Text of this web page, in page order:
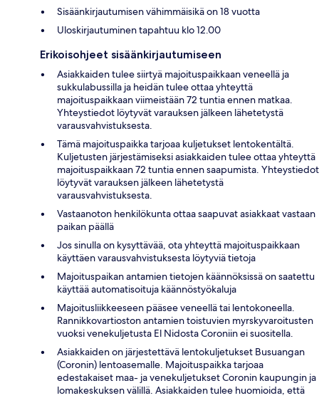
Sisäänkirjautumisen vähimmäisikä on 18 vuotta
Uloskirjautuminen tapahtuu klo 12.00
Erikoisohjeet sisäänkirjautumiseen
Asiakkaiden tulee siirtyä majoituspaikkaan veneellä ja
sukkulabussilla ja heidän tulee ottaa yhteyttä
majoituspaikkaan viimeistään 72 tuntia ennen matkaa.
Yhteystiedot löytyvät varauksen jälkeen lähetetystä
varausvahvistuksesta.
Tämä majoituspaikka tarjoaa kuljetukset lentokentältä.
Kuljetusten järjestämiseksi asiakkaiden tulee ottaa yhteyttä
majoituspaikkaan 72 tuntia ennen saapumista. Yhteystiedot
löytyvät varauksen jälkeen lähetetystä
varausvahvistuksesta.
Vastaanoton henkilökunta ottaa saapuvat asiakkaat vastaan
paikan päällä
Jos sinulla on kysyttävää, ota yhteyttä majoituspaikkaan
käyttäen varausvahvistuksesta löytyviä tietoja
Majoituspaikan antamien tietojen käännöksissä on saatettu
käyttää automatisoituja käännöstyökaluja
Majoitusliikkeeseen pääsee veneellä tai lentokoneella.
Rannikkovartioston antamien toistuvien myrskyvaroitusten
vuoksi venekuljetusta El Nidosta Coroniin ei suositella.
Asiakkaiden on järjestettävä lentokuljetukset Busuangan
(Coronin) lentoasemalle. Majoituspaikka tarjoaa
edestakaiset maa- ja venekuljetukset Coronin kaupungin ja
lomakeskuksen välillä. Asiakkaiden tulee huomioida, että